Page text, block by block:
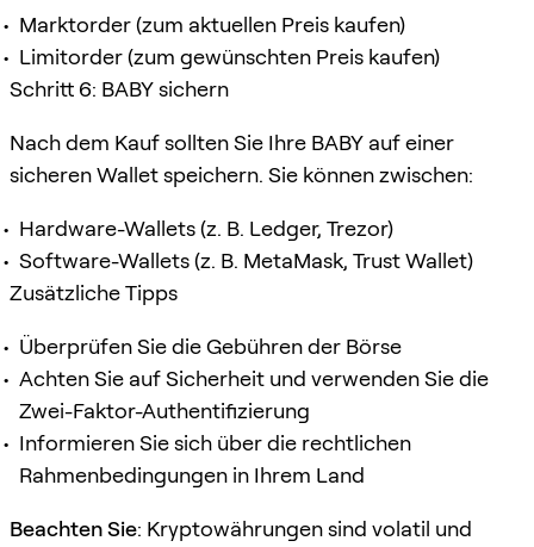
Marktorder (zum aktuellen Preis kaufen)
Limitorder (zum gewünschten Preis kaufen)
Schritt 6: BABY sichern
Nach dem Kauf sollten Sie Ihre BABY auf einer
sicheren Wallet speichern. Sie können zwischen:
Hardware-Wallets (z. B. Ledger, Trezor)
Software-Wallets (z. B. MetaMask, Trust Wallet)
Zusätzliche Tipps
Überprüfen Sie die Gebühren der Börse
Achten Sie auf Sicherheit und verwenden Sie die
Zwei-Faktor-Authentifizierung
Informieren Sie sich über die rechtlichen
Rahmenbedingungen in Ihrem Land
Beachten Sie: Kryptowährungen sind volatil und